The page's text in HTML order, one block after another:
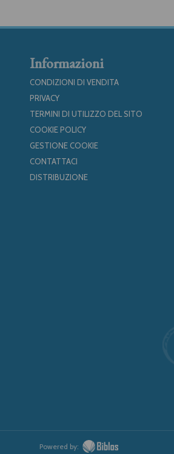
Informazioni
CONDIZIONI DI VENDITA
PRIVACY
TERMINI DI UTILIZZO DEL SITO
COOKIE POLICY
GESTIONE COOKIE
CONTATTACI
DISTRIBUZIONE
Powered by: